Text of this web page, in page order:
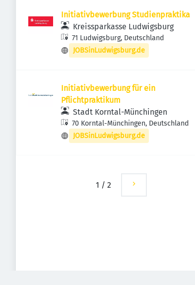
Initiativbewerbung Studienpraktika
Kreissparkasse Ludwigsburg
71 Ludwigsburg, Deutschland
JOBSinLudwigsburg.de
Initiativbewerbung für ein
Pflichtpraktikum
Stadt Korntal-Münchingen
70 Korntal-Münchingen, Deutschland
JOBSinLudwigsburg.de
1 / 2